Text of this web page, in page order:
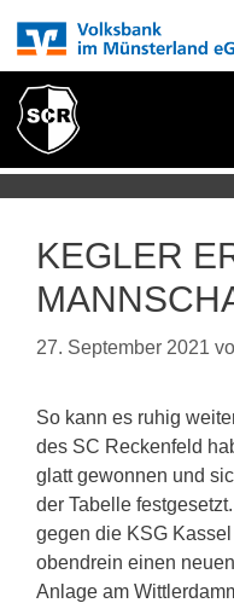
KEGLER
27. September 2021
So kann es ruhig
des SC Reckenfeld
glatt gewonnen und
der Tabelle
gegen die KSG
obendrein einen
Anlage am